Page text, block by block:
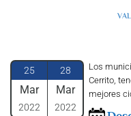
25
Mar
2022
28
Mar
2022
Los
Cerrito,
mejores